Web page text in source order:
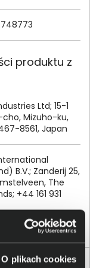
O plikach cookies
produktu z
Ltd; 15-1
cho, Mizuho-ku,
8561, Japan
B.V.; Zanderij 25,
The
+44 161 931